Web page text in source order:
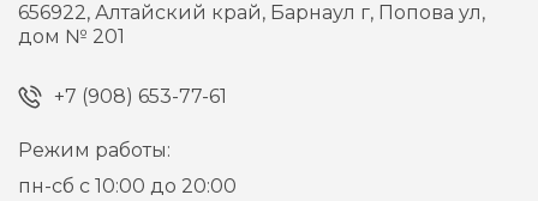
656922,Алтайский край, Барнаул г, Попова ул,
дом № 201
+7 (908) 653-77-61
Режим работы:
пн-сб с 10:00 до 20:00